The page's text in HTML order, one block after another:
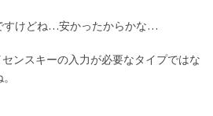
すけどね…安かったからかな…
ンスキーの入力が必要なタイプではな